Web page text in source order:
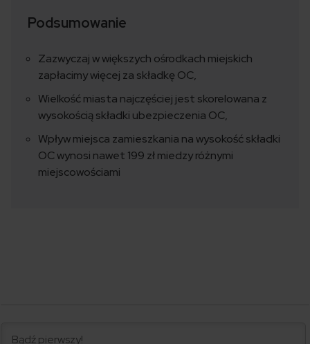
Podsumowanie
Zazwyczaj w większych ośrodkach miejskich
zapłacimy więcej za składkę OC,
Wielkość miasta najczęściej jest skorelowana z
wysokością składki ubezpieczenia OC,
Wpływ miejsca zamieszkania na wysokość składki
OC wynosi nawet 199 zł miedzy różnymi
miejscowościami